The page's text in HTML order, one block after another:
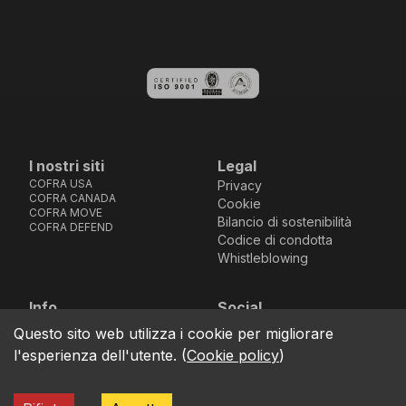
I nostri siti
COFRA USA
COFRA CANADA
COFRA MOVE
COFRA DEFEND
Legal
Privacy
Cookie
Bilancio di sostenibilità
Codice di condotta
Whistleblowing
Info
location_on
Via dell’Euro 53-57-59,
76121 Barletta - BT -
ITALIA
Social
Facebook
Instagram
Youtube
LinkedIn
Questo sito web utilizza i cookie per migliorare
l'esperienza dell'utente. (Cookie policy)